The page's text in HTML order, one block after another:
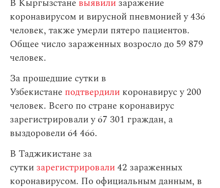
В Кыргызстане выявили заражение
коронавирусом и вирусной пневмонией у 436
человек, также умерли пятеро пациентов.
Общее число зараженных возросло до 59 879
человек.
За прошедшие сутки в
Узбекистане подтвердили коронавирус у 200
человек. Всего по стране коронавирус
зарегистрировали у 67 301 граждан, а
выздоровели 64 466.
В Таджикистане за
сутки зарегистрировали42 зараженных
коронавирусом. По официальным данным, в